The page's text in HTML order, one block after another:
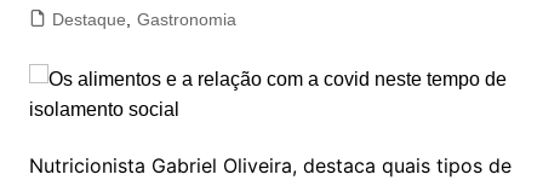
Destaque
Gastronomia
Nutricionista Gabriel Oliveira, destaca quais tipos de